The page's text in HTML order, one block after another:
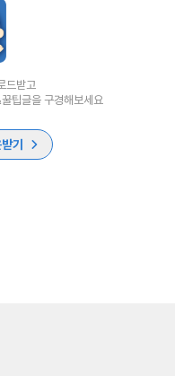
드받고
팁글을 구경해보세요
기